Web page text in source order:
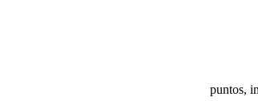
puntos,